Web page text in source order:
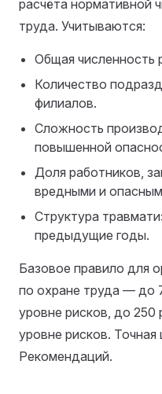
расчёта нормативной
труда. Учитываются:
Общая численность
Количество
филиалов.
Сложность
повышенной
Доля работников,
вредными и
Структура
предыдущие годы.
Базовое правило для
по охране труда — до
уровне рисков, до 250
уровне рисков.
Рекомендаций.